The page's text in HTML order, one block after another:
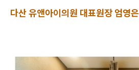
다산 유앤아이의원 대표원장 엄영은